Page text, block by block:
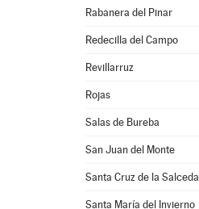
Rabanera del Pinar
Redecilla del Campo
Revillarruz
Rojas
Salas de Bureba
San Juan del Monte
Santa Cruz de la Salceda
Santa María del Invierno